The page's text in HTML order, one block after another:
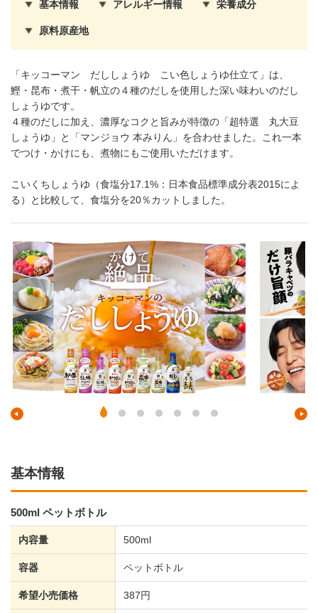
「キッコーマン だししょうゆ こい色しょうゆ仕立て」は、
鰹・昆布・煮干・帆立の４種のだしを使用した深い味わいのだし
しょうゆです。
４種のだしに加え、濃厚なコクと旨みが特徴の「超特選 丸大豆
しょうゆ」と「マンジョウ 本みりん」を合わせました。これ一本
でつけ・かけにも、煮物にもご使用いただけます。
こいくちしょうゆ（食塩分17.1%：日本食品標準成分表2015によ
る）と比較して、食塩分を20％カットしました。
基本情報 アレルギー情報 栄養成分
原料原産地
基本情報
500ml ペットボトル
内容量 500ml
容器 ペットボトル
希望小売価格 387円